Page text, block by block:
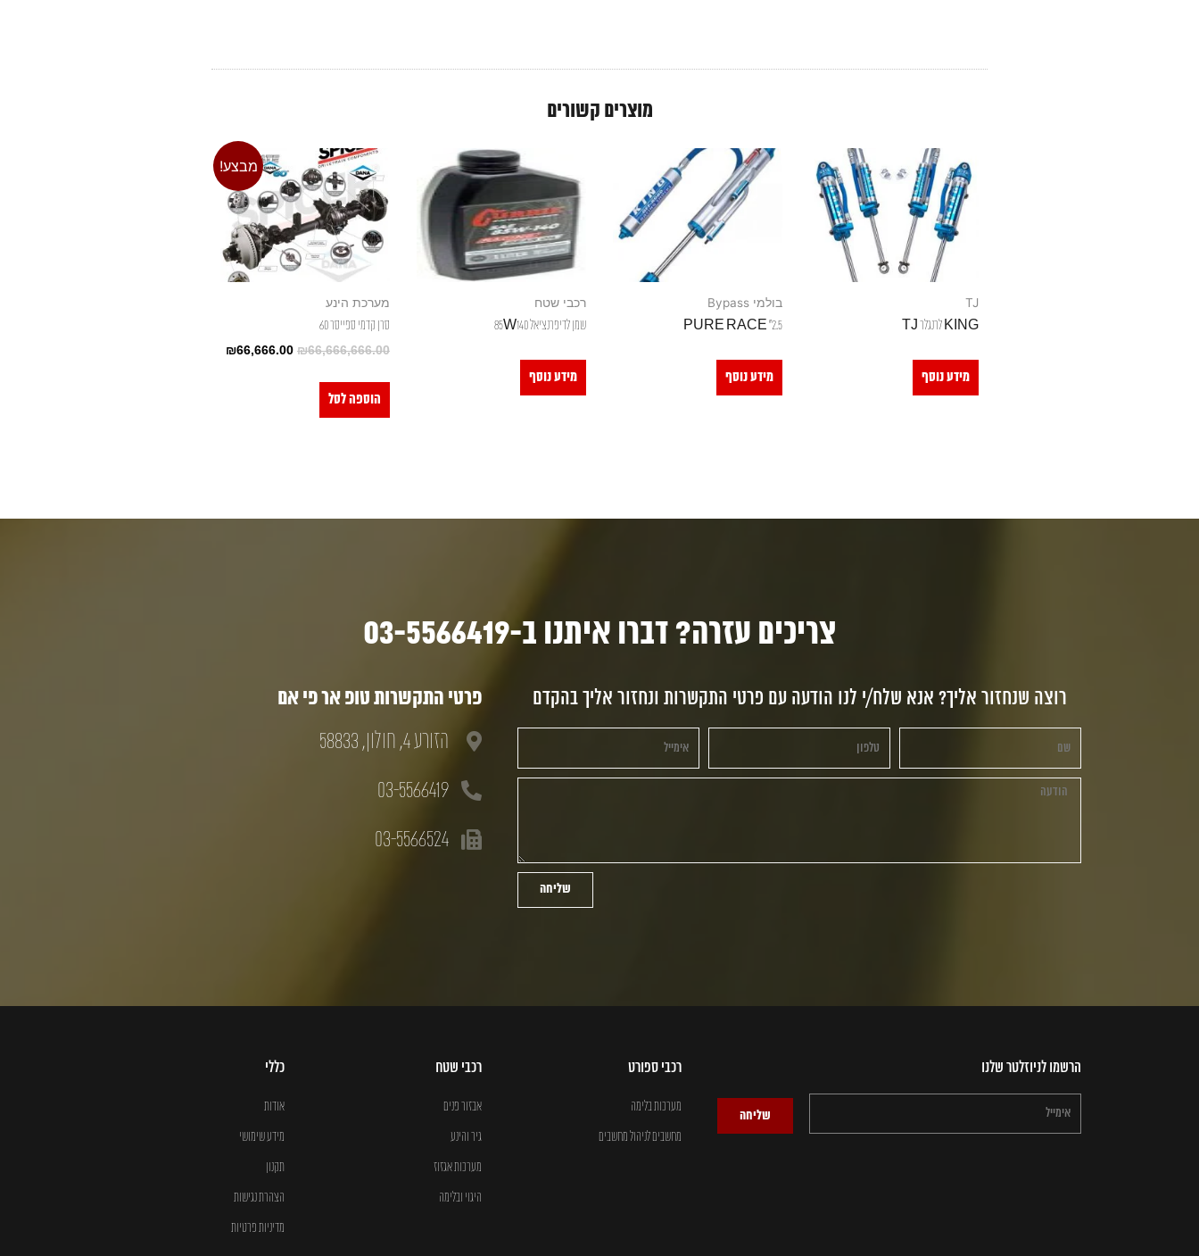
מוצרים קשורים
TJ
KING לרנגלר TJ
מידע נוסף
בולמי Bypass
2.5" PURE RACE
מידע נוסף
רכבי שטח
שמן לדיפרנציאל 85W140
מידע נוסף
מבצע!
מערכת הינע
סרן קדמי ספייסר 60
₪66,666,666.00
₪66,666.00
הוספה לסל
צריכים עזרה? דברו איתנו ב-03-5566419
רוצה שנחזור אליך? אנא שלח/י לנו הודעה עם פרטי התקשרות ונחזור אליך בהקדם
שליחה
פרטי התקשרות טופ אר פי אם
הזורע 4, חולון, 58833
03-5566419
03-5566524
הרשמו לניוזלטר שלנו
שליחה
רכבי ספורט
מערכות בלימה
מחשבים לניהול מחשבים
רכבי שטח
אבזור פנים
גיר והינע
מערכות אגזוז
היגוי ובלימה
כללי
אודות
מידע שימושי
תקנון
הצהרת נגישות
מדיניות פרטיות